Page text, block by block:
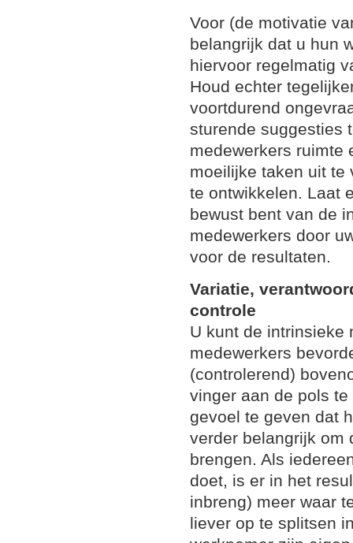
Voor (de motivatie
belangrijk dat u hun
hiervoor regelmatig
Houd echter
voortdurend
sturende suggesties
medewerkers ruimte
moeilijke taken uit te
te ontwikkelen. Laat
bewust bent van de
medewerkers door
voor de resultaten.
Variatie,
controle
U kunt de intrinsieke
medewerkers
(controlerend)
vinger aan de pols
gevoel te geven dat
verder belangrijk om
brengen. Als
doet, is er in het
inbreng) meer waar
liever op te splitsen